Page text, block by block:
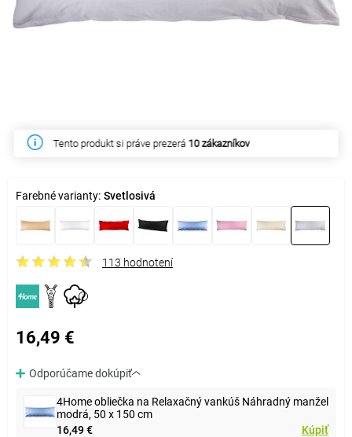
Tento produkt si práve prezerá 10 zákazníkov
Tento týždeň zakúpilo15 zákazníkov
Farebné varianty: Svetlosivá
113 hodnotení
16,49 €
Odporúčame dokúpiť
4Home obliečka na Relaxačný vankúš Náhradný manžel
modrá, 50 x 150 cm
16,49 €
Kúpiť